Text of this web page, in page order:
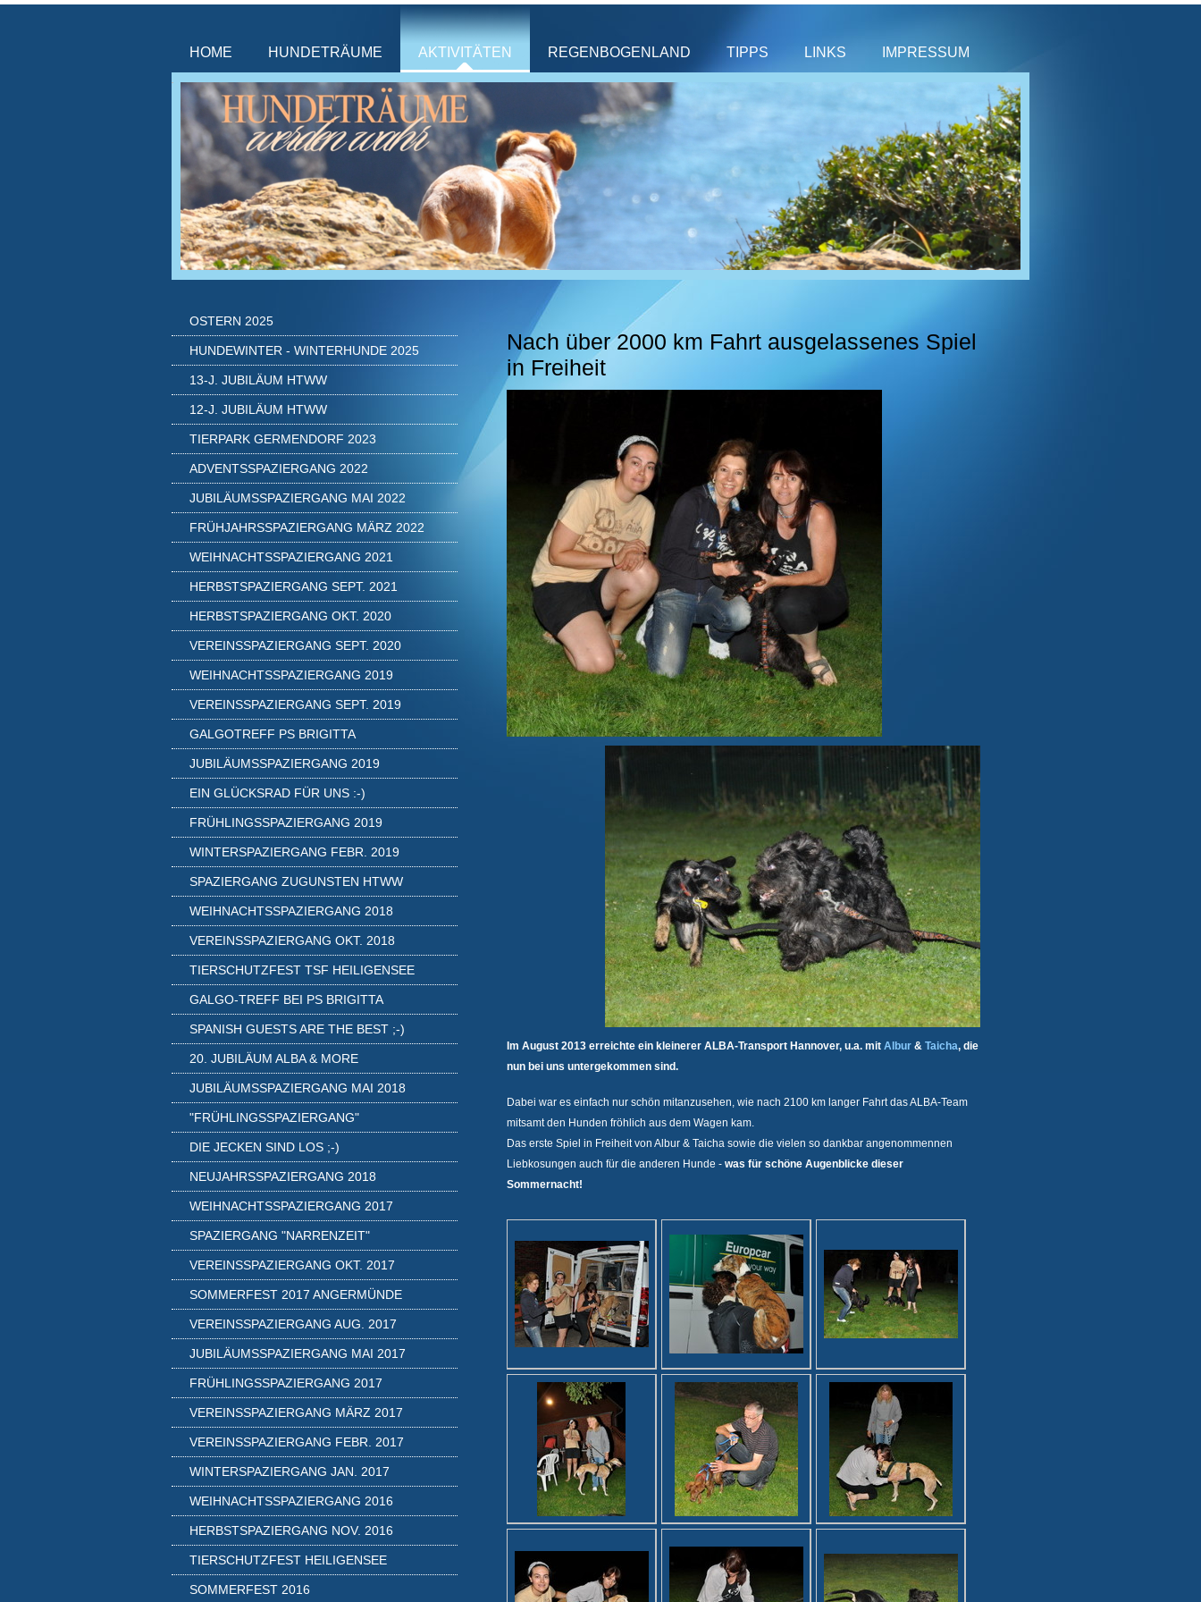
HOME HUNDETRÄUME AKTIVITÄTEN REGENBOGENLAND TIPPS LINKS IMPRESSUM
Nach über 2000 km Fahrt ausgelassenes Spiel
in Freiheit
Im August 2013 erreichte ein kleinerer ALBA-Transport Hannover, u.a. mit Albur & Taicha, die
nun bei uns untergekommen sind.
Dabei war es einfach nur schön mitanzusehen, wie nach 2100 km langer Fahrt das ALBA-Team
mitsamt den Hunden fröhlich aus dem Wagen kam.
Das erste Spiel in Freiheit von Albur & Taicha sowie die vielen so dankbar angenommennen
Liebkosungen auch für die anderen Hunde - was für schöne Augenblicke dieser
Sommernacht!
OSTERN 2025
HUNDEWINTER - WINTERHUNDE 2025
13-J. JUBILÄUM HTWW
12-J. JUBILÄUM HTWW
TIERPARK GERMENDORF 2023
ADVENTSSPAZIERGANG 2022
JUBILÄUMSSPAZIERGANG MAI 2022
FRÜHJAHRSSPAZIERGANG MÄRZ 2022
WEIHNACHTSSPAZIERGANG 2021
HERBSTSPAZIERGANG SEPT. 2021
HERBSTSPAZIERGANG OKT. 2020
VEREINSSPAZIERGANG SEPT. 2020
WEIHNACHTSSPAZIERGANG 2019
VEREINSSPAZIERGANG SEPT. 2019
GALGOTREFF PS BRIGITTA
JUBILÄUMSSPAZIERGANG 2019
EIN GLÜCKSRAD FÜR UNS :-)
FRÜHLINGSSPAZIERGANG 2019
WINTERSPAZIERGANG FEBR. 2019
SPAZIERGANG ZUGUNSTEN HTWW
WEIHNACHTSSPAZIERGANG 2018
VEREINSSPAZIERGANG OKT. 2018
TIERSCHUTZFEST TSF HEILIGENSEE
GALGO-TREFF BEI PS BRIGITTA
SPANISH GUESTS ARE THE BEST ;-)
20. JUBILÄUM ALBA & MORE
JUBILÄUMSSPAZIERGANG MAI 2018
"FRÜHLINGSSPAZIERGANG"
DIE JECKEN SIND LOS ;-)
NEUJAHRSSPAZIERGANG 2018
WEIHNACHTSSPAZIERGANG 2017
SPAZIERGANG "NARRENZEIT"
VEREINSSPAZIERGANG OKT. 2017
SOMMERFEST 2017 ANGERMÜNDE
VEREINSSPAZIERGANG AUG. 2017
JUBILÄUMSSPAZIERGANG MAI 2017
FRÜHLINGSSPAZIERGANG 2017
VEREINSSPAZIERGANG MÄRZ 2017
VEREINSSPAZIERGANG FEBR. 2017
WINTERSPAZIERGANG JAN. 2017
WEIHNACHTSSPAZIERGANG 2016
HERBSTSPAZIERGANG NOV. 2016
TIERSCHUTZFEST HEILIGENSEE
SOMMERFEST 2016